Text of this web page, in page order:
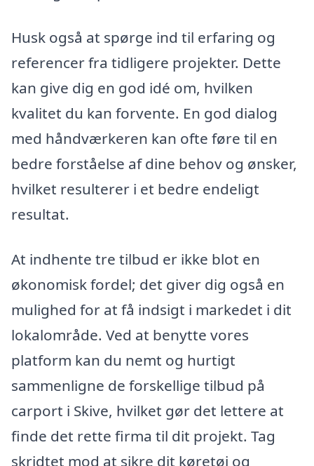
Husk også at spørge ind til erfaring og
referencer fra tidligere projekter. Dette
kan give dig en god idé om, hvilken
kvalitet du kan forvente. En god dialog
med håndværkeren kan ofte føre til en
bedre forståelse af dine behov og ønsker,
hvilket resulterer i et bedre endeligt
resultat.
At indhente tre tilbud er ikke blot en
økonomisk fordel; det giver dig også en
mulighed for at få indsigt i markedet i dit
lokalområde. Ved at benytte vores
platform kan du nemt og hurtigt
sammenligne de forskellige tilbud på
carport i Skive, hvilket gør det lettere at
finde det rette firma til dit projekt. Tag
skridtet mod at sikre dit køretøj og